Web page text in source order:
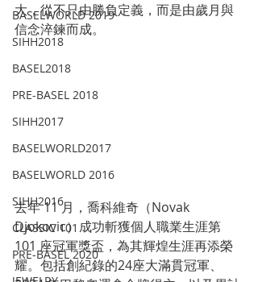
BASELWORLD 2019
SIHH2018
BASEL2018
PRE-BASEL 2018
SIHH2017
BASELWORLD2017
BASELWORLD 2016
SIHH2016
CLASSIC 101
PRE-BASEL 2020
大，從不只由勝負定義，而是由歲月與
信念淬鍊而成。
去年 11 月，喬科維奇（Novak
Djokovic）成功斬獲個人職業生涯第
101 座冠軍獎盃，為其輝煌生涯再添榮
耀。包括創紀錄的24座大滿貫冠軍、